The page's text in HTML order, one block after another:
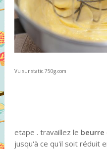
Vu sur static.750g.com
etape . travaillez le beurre
jusqu'à ce qu'il soit réduit